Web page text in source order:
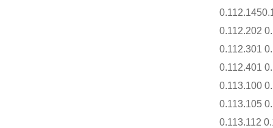
0.112.202
0.112.301
0.112.401
0.113.100
0.113.105
0.113.112